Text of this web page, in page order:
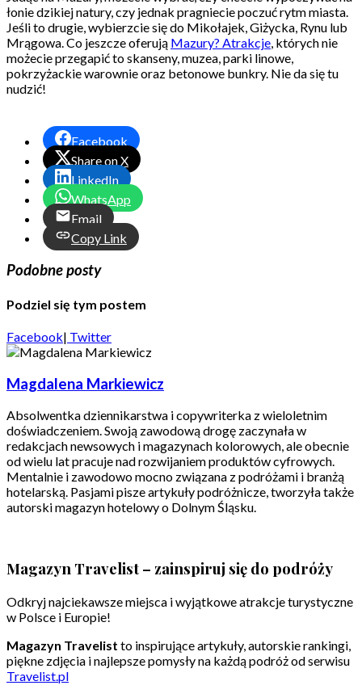
łonie dzikiej natury, czy jednak pragniecie poczuć rytm miasta.
Jeśli to drugie, wybierzcie się do Mikołajek, Giżycka, Rynu lub
Mrągowa. Co jeszcze oferują Mazury? Atrakcje , których nie
możecie przegapić to skanseny, muzea, parki linowe,
pokrzyżackie warownie oraz betonowe bunkry. Nie da się tu
nudzić!
Facebook
Share on X
LinkedIn
WhatsApp
Email
Copy Link
Podobne posty
Podziel się tym postem
Facebook| Twitter
Magdalena Markiewicz
Absolwentka dziennikarstwa i copywriterka z wieloletnim
doświadczeniem. Swoją zawodową drogę zaczynała w
redakcjach newsowych i magazynach kolorowych, ale obecnie
od wielu lat pracuje nad rozwijaniem produktów cyfrowych.
Mentalnie i zawodowo mocno związana z podróżami i branżą
hotelarską. Pasjami pisze artykuły podróżnicze, tworzyła także
autorski magazyn hotelowy o Dolnym Śląsku.
Magazyn Travelist – zainspiruj się do podróży
Odkryj najciekawsze miejsca i wyjątkowe atrakcje turystyczne
w Polsce i Europie!
Magazyn Travelist to inspirujące artykuły, autorskie rankingi,
piękne zdjęcia i najlepsze pomysły na każdą podróż od serwisu
Travelist.pl